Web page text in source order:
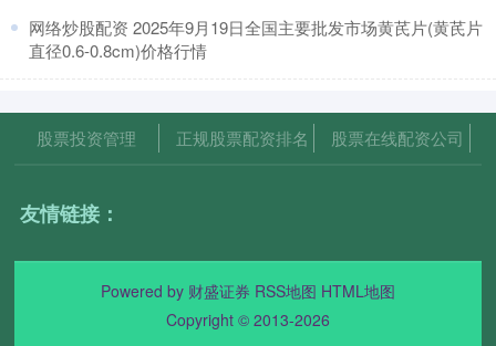
​网络炒股配资 2025年9月19日全国主要批发市场黄芪片(黄芪片
直径0.6-0.8cm)价格行情
股票投资管理 正规股票配资排名 股票在线配资公司
友情链接：
Powered by 财盛证券 RSS地图 HTML地图
Copyright © 2013-2026